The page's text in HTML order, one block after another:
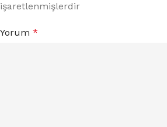
işaretlenmişlerdir
Yorum *